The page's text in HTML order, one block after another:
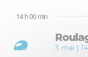
14 h 00 min
3 mai |